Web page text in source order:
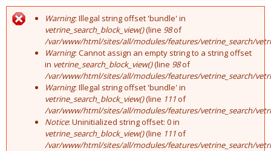
Error message
Warning: Illegal string offset 'bundle' in
vetrine_search_block_view()(line 98of
/var/www/html/sites/all/modules/features/vetrine_search/
Warning: Cannot assign an empty string to a string offset
in vetrine_search_block_view()(line 98of
/var/www/html/sites/all/modules/features/vetrine_search/
Warning: Illegal string offset 'bundle' in
vetrine_search_block_view()(line 111of
/var/www/html/sites/all/modules/features/vetrine_search/
Notice: Uninitialized string offset: 0 in
vetrine_search_block_view()(line 111of
/var/www/html/sites/all/modules/features/vetrine_search/